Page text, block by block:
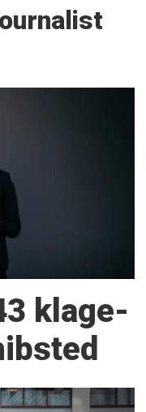
klage­